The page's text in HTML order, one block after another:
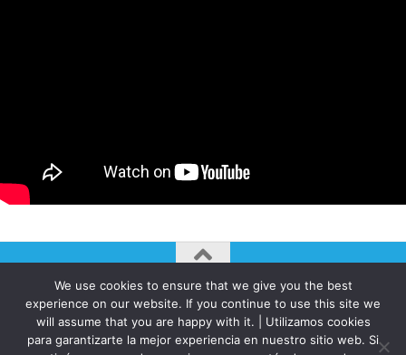
AUTOGIRO/el giro del arte actual © JAVIER MARTINEZ 2026. All
Rights Reserved.
Funciona con - Diseñado con elTema Hueman
We use cookies to ensure that we give you the best
experience on our website. If you continue to use this site we
will assume that you are happy with it. | Utilizamos cookies
para garantizarte la mejor experiencia en nuestro sitio web. Si